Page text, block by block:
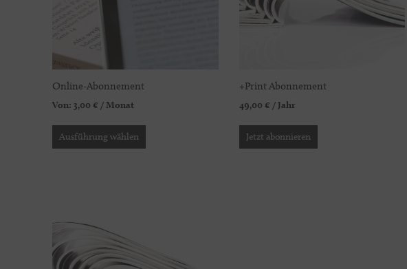
Online-Abonnement
Von: 3,00 € / Monat
Ausführung wählen
+Print Abonnement
49,00 € / Jahr
Jetzt abonnieren